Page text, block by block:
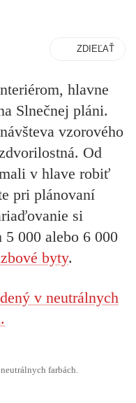
ZDIEĽAŤ
hlavne
Slnečnej pláni.
vzorového
Od
v hlave robiť
pri plánovaní
si
000 alebo 6 000
byty.
farbách.